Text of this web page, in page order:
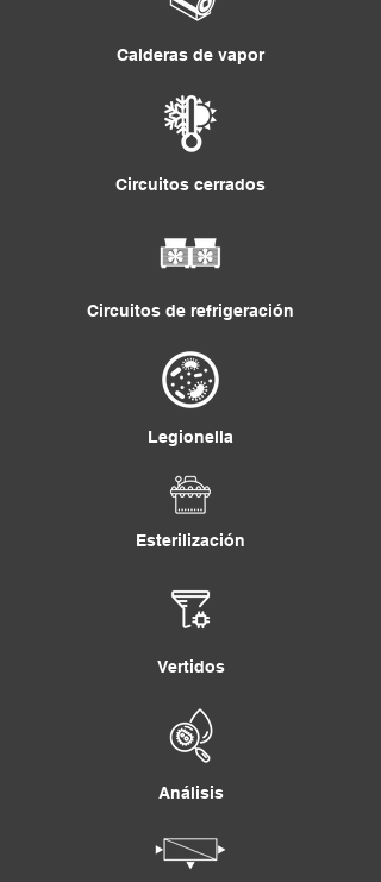
Calderas de vapor
Circuitos cerrados
Circuitos de refrigeración
Legionella
Esterilización
Vertidos
Análisis